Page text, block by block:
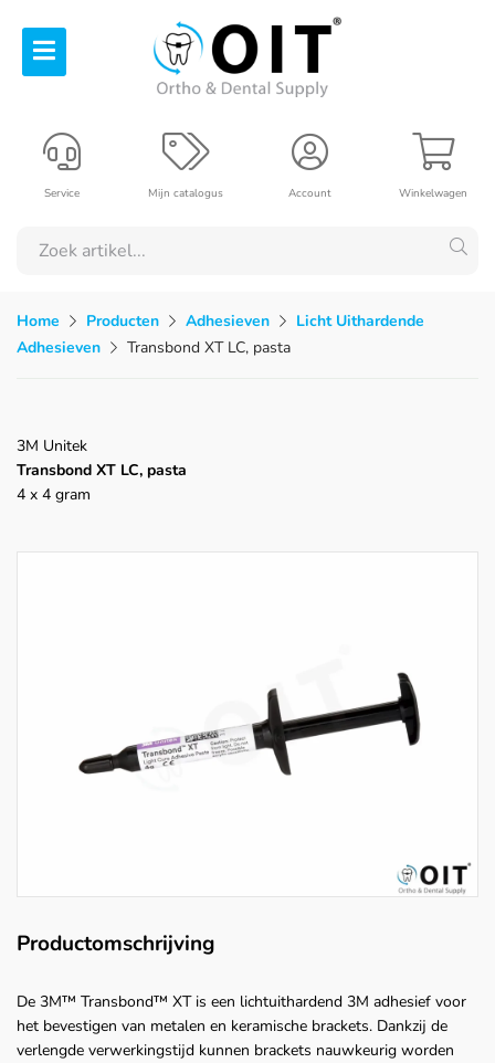
Winkelwagen
Account
Mijn catalogus
Service
Home Producten Adhesieven
Licht Uithardende
Adhesieven
Transbond XT LC, pasta
3M Unitek
Transbond XT LC, pasta
4 x 4 gram
Productomschrijving
De 3M™ Transbond™ XT is een lichtuithardend 3M adhesief voor
het bevestigen van metalen en keramische brackets. Dankzij de
verlengde verwerkingstijd kunnen brackets nauwkeurig worden